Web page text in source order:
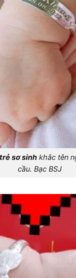
sơ sinhkhắc tên
cầu. Bạc BSJ